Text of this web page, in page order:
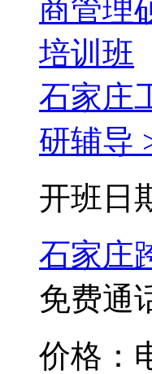
石家庄
研辅导
开班日
石家庄
免费通
价格：